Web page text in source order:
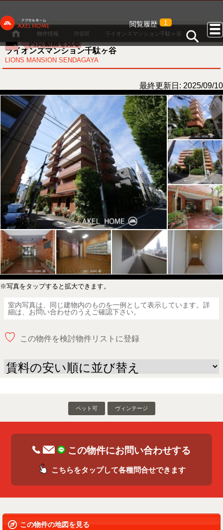
閲覧履歴 1
物件情報 渋谷区 ライオンズマンション千駄ヶ谷
ライオンズマンション千駄ヶ谷
LIONS MANSION SENDAGAYA
最終更新日: 2025/09/10
※写真をタップすると拡大できます。
室内写真は、同じ建物内のものを一例として表示しています。詳
細は、お問い合わせのうえご確認下さい。
♡ この物件を検討物件リストに登録
ペット可 ヴィンテージ
この物件にお問い合わせする
こちらをタップして各種問合せできます
この物件の地図を見る